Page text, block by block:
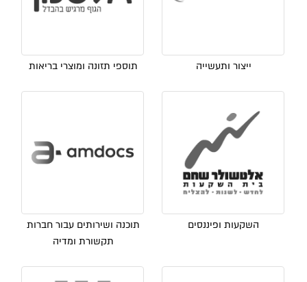
ייצור ותעשייה תוספי תזונה ומוצרי בריאות
השקעות ופיננסים
תוכנה ושירותים עבור חברות
תקשורת ומדיה